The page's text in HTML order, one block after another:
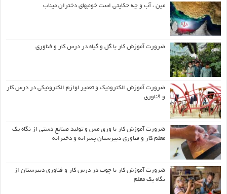
مین ، آب و چه حکایتی است خونبهای دختران میناب
ضرورت آموزش کار با گل و گیاه در درس کار و فناوری
ضرورت آموزش الکترونیک و تعمیر لوازم الکترونیکی در درس کار
و فناوری
ضرورت آموزش کار با ورق مس و تولید صنایع دستی از نگاه یک
معلم کار و فناوری دبیرستان پسرانه و دخترانه
ضرورت آموزش کار با چوب در درس کار و فناوری دبیرستان از
نگاه یک معلم